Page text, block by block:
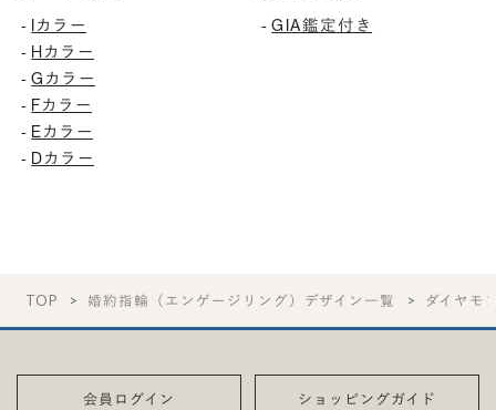
- Iカラー
- Hカラー
-Gカラー
- Fカラー
- Eカラー
- Dカラー
-GIA鑑定付き
TOP 婚約指輪（エンゲージリング）デザイン一覧 ダイヤモ
会員ログイン ショッピングガイド